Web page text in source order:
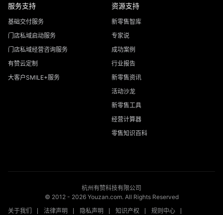
服务支持
基础交付服务
门店私域启动服务
门店私域经营咨询服务
有赞云定制
大客户SMILE+服务
资源支持
新零售智库
专家说
成功案例
行业报告
新零售资讯
活动沙龙
新零售工具
经营计算器
零售知识百科
杭州有赞科技有限公司
© 2012 - 2026Youzan.com. All Rights Reserved
关于我们
法律声明 隐私声明 知识产权 规则中心